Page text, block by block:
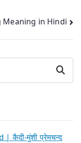
in Hindi
Search
कैदी-मुंशी प्रेमचन्द